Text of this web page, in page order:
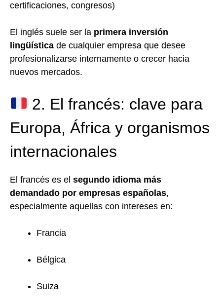
certificaciones, congresos)
El inglés suele ser la primera inversión
lingüística de cualquier empresa que desee
profesionalizarse internamente o crecer hacia
nuevos mercados.
2. El francés: clave para
Europa, África y organismos
internacionales
El francés es el segundo idioma más
demandado por empresas españolas,
especialmente aquellas con intereses en:
Francia
Bélgica
Suiza